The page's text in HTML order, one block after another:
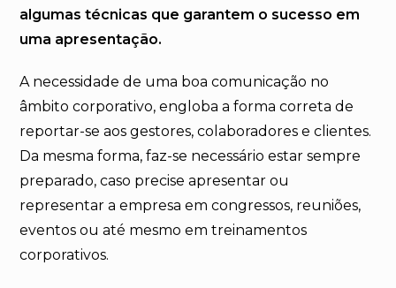
algumas técnicas que garantem o sucesso em
uma apresentação.
A necessidade de uma boa comunicação no
âmbito corporativo, engloba a forma correta de
reportar-se aos gestores, colaboradores e clientes.
Da mesma forma, faz-se necessário estar sempre
preparado, caso precise apresentar ou
representar a empresa em congressos, reuniões,
eventos ou até mesmo em treinamentos
corporativos.